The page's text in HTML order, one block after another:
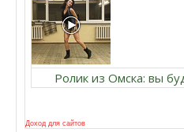
Ролик из Омска: вы
Доход для сайтов